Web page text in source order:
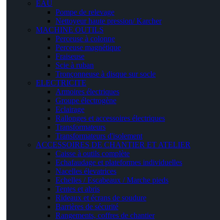
EAU
Pompe de relevage
Nettoyeur haute pression/ Karcher
MACHINE OUTILS
Perceuse à colonne
Perceuse magnétique
Fraiseuse
Scie à ruban
Tronçonneuse à disque sur socle
ELECTRICITE
Armoires électriques
Groupe électrogène
Eclairage
Rallonges et accessoires électriques
Transformateurs
Transformateurs d'isolement
ACCESSOIRES DE CHANTIER ET ATELIER
Caisse à outils complète
Echafaudage et plateformes individuelles
Nacelles élevatrices
Echelles / Escabeaux / Marche pieds
Tentes et abris
Rideaux et écrans de soudure
Barrières de sécurité
Rangements, coffres de chantier